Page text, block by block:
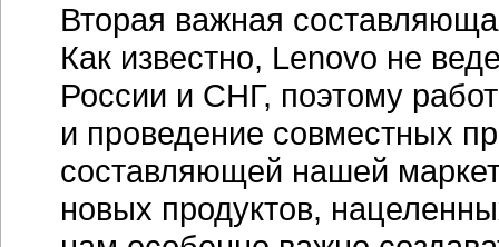
Вторая важная
Как известно, Lenovo не
России и СНГ, поэтому
и проведение совместных
составляющей нашей
новых продуктов,